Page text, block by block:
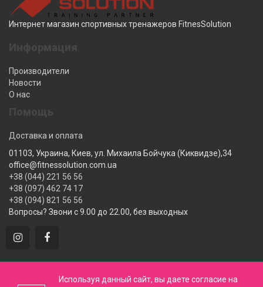
Интернет магазин спортивных тренажеров FitnesSolution
Производители
Новости
О нас
Доставка и оплата
01103, Украина, Киев, ул. Михаила Бойчука (Киквидзе),34
office@fitnessolution.com.ua
+38 (044) 221 56 56
+38 (097) 462 74 17
+38 (094) 821 56 56
Вопросы? Звони с 9.00 до 22.00, без выходных
Используя данный сайт, вы даете согласие на